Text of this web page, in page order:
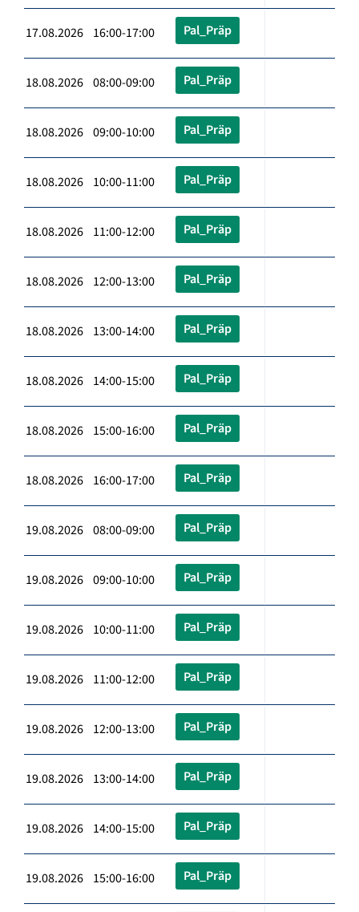
17.08.2026 16:00-17:00 Pal_Präp
18.08.2026 08:00-09:00 Pal_Präp
18.08.2026 09:00-10:00 Pal_Präp
18.08.2026 10:00-11:00 Pal_Präp
18.08.2026 11:00-12:00 Pal_Präp
18.08.2026 12:00-13:00 Pal_Präp
18.08.2026 13:00-14:00 Pal_Präp
18.08.2026 14:00-15:00 Pal_Präp
18.08.2026 15:00-16:00 Pal_Präp
18.08.2026 16:00-17:00 Pal_Präp
19.08.2026 08:00-09:00 Pal_Präp
19.08.2026 09:00-10:00 Pal_Präp
19.08.2026 10:00-11:00 Pal_Präp
19.08.2026 11:00-12:00 Pal_Präp
19.08.2026 12:00-13:00 Pal_Präp
19.08.2026 13:00-14:00 Pal_Präp
19.08.2026 14:00-15:00 Pal_Präp
19.08.2026 15:00-16:00 Pal_Präp